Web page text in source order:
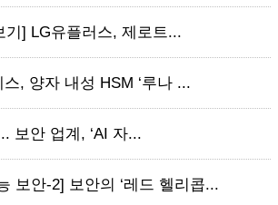
기] LG유플러스, 제로트...
, 양자 내성 HSM ‘루나 ...
보안 업계, ‘AI 자...
보안-2] 보안의 ‘레드 헬리콥...